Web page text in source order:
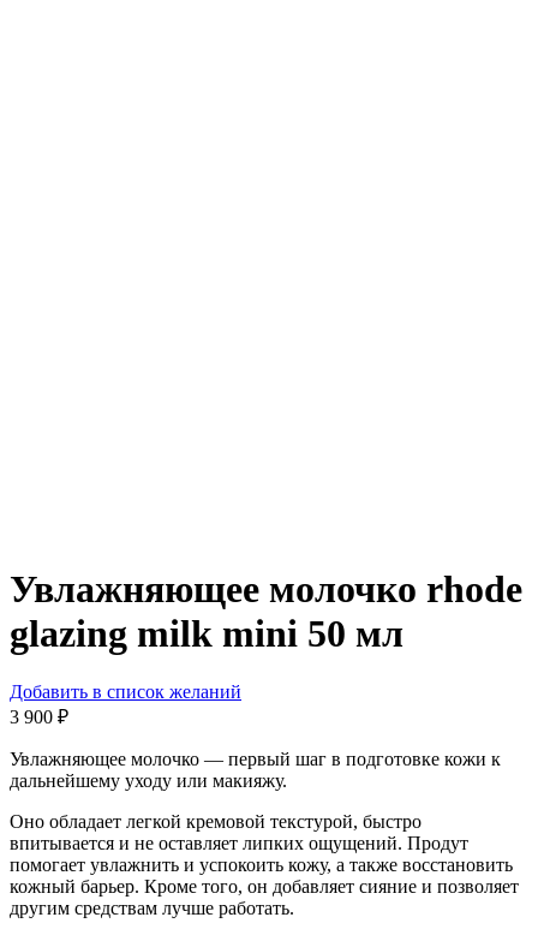
Увлажняющее молочко rhode
glazing milk mini 50 мл
Добавить в список желаний
3 900 ₽
Увлажняющее молочко — первый шаг в подготовке кожи к
дальнейшему уходу или макияжу.
Оно обладает легкой кремовой текстурой, быстро
впитывается и не оставляет липких ощущений. Продут
помогает увлажнить и успокоить кожу, а также восстановить
кожный барьер. Кроме того, он добавляет сияние и позволяет
другим средствам лучше работать.